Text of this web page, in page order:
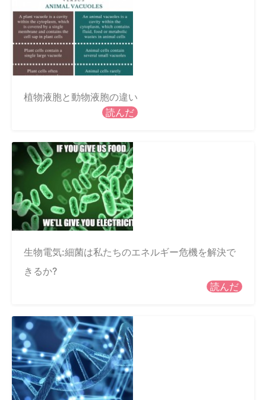
植物液胞と動物液胞の違い
読んだ
生物電気:細菌は私たちのエネルギー危機を解決で
きるか?
読んだ